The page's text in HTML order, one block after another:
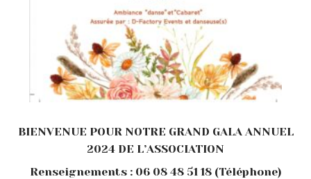
BIENVENUE POUR NOTRE GRAND GALA ANNUEL
2024 DE L’ASSOCIATION
Renseignements : 06 08 48 51 18 (Téléphone)